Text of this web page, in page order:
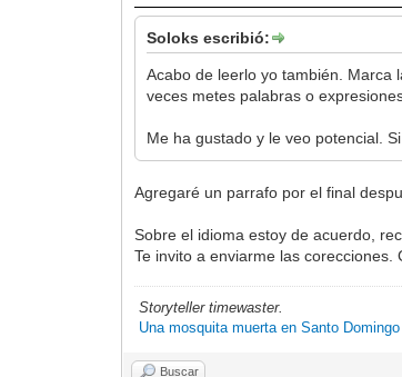
Soloks escribió:
Acabo de leerlo yo también. Marca
veces metes palabras o
Me ha gustado y le veo potencial.
Agregaré un parrafo por el final
Sobre el idioma estoy de acuerdo,
Te invito a enviarme las corecciones.
Storyteller timewaster.
Una mosquita muerta en Santo Domingo
Buscar